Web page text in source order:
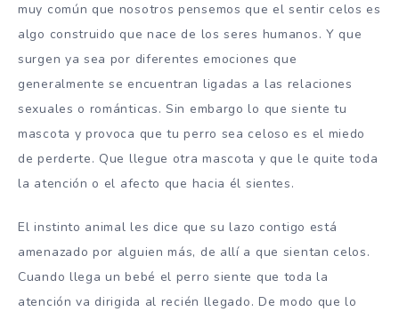
muy común que nosotros pensemos que el sentir celos es
algo construido que nace de los seres humanos. Y que
surgen ya sea por diferentes emociones que
generalmente se encuentran ligadas a las relaciones
sexuales o románticas. Sin embargo lo que siente tu
mascota y provoca que tu perro sea celoso es el miedo
de perderte. Que llegue otra mascota y que le quite toda
la atención o el afecto que hacia él sientes.
El instinto animal les dice que su lazo contigo está
amenazado por alguien más, de allí a que sientan celos.
Cuando llega un bebé el perro siente que toda la
atención va dirigida al recién llegado. De modo que lo